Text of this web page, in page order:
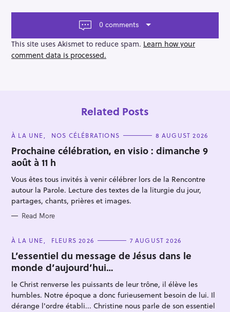
a
g
a
t
0 comments
This site uses Akismet to reduce spam. Learn how your
comment data is processed.
Related Posts
C
T
E
G
O
R
I
E
S
À LA UNE NOS CÉLÉBRATIONS 8 AUGUST 2026
Prochaine célébration, en visio : dimanche 9
août à 11 h
Vous êtes tous invités à venir célébrer lors de la Rencontre
autour la Parole. Lecture des textes de la liturgie du jour,
partages, chants, prières et images.
Read More
C
T
E
G
O
R
I
E
S
À LA UNE FLEURS 2026 7 AUGUST 2026
L’essentiel du message de Jésus dans le
monde d’aujourd’hui…
le Christ renverse les puissants de leur trône, il élève les
humbles. Notre époque a donc furieusement besoin de lui. Il
dérange l'ordre établi... Christine nous parle de son essentiel
S
a
r
c
f
o